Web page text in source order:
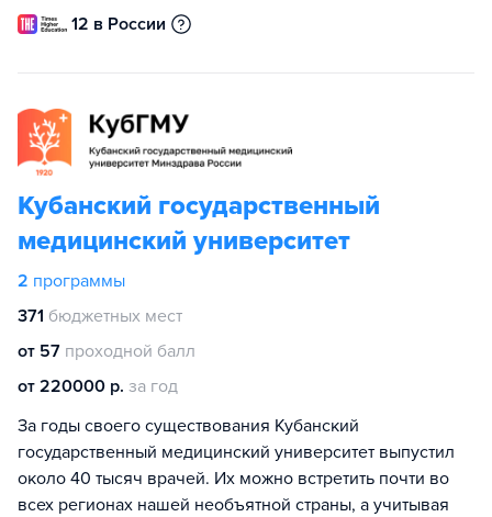
12 в России
Кубанский государственный
медицинский университет
2 программы
371 бюджетных мест
от 57 проходной балл
от 220000 р. за год
За годы своего существования Кубанский
государственный медицинский университет выпустил
около 40 тысяч врачей. Их можно встретить почти во
всех регионах нашей необъятной страны, а учитывая